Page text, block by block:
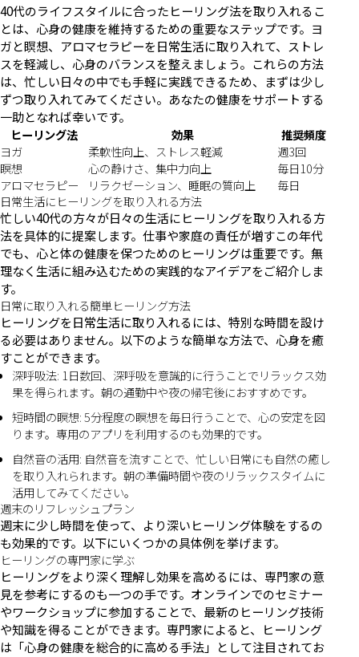
40代のライフスタイルに合ったヒーリング法を取り入れるこ
とは、心身の健康を維持するための重要なステップです。ヨ
ガと瞑想、アロマセラピーを日常生活に取り入れて、ストレ
スを軽減し、心身のバランスを整えましょう。これらの方法
は、忙しい日々の中でも手軽に実践できるため、まずは少し
ずつ取り入れてみてください。あなたの健康をサポートする
一助となれば幸いです。
ヒーリング法
効果
推奨頻度
ヨガ
柔軟性向上、ストレス軽減
週3回
瞑想
心の静けさ、集中力向上
毎日10分
アロマセラピー
リラクゼーション、睡眠の質向上
毎日
日常生活にヒーリングを取り入れる方法
忙しい40代の方々が日々の生活にヒーリングを取り入れる方
法を具体的に提案します。仕事や家庭の責任が増すこの年代
でも、心と体の健康を保つためのヒーリングは重要です。無
理なく生活に組み込むための実践的なアイデアをご紹介しま
す。
日常に取り入れる簡単ヒーリング方法
ヒーリングを日常生活に取り入れるには、特別な時間を設け
る必要はありません。以下のような簡単な方法で、心身を癒
すことができます。
深呼吸法: 1日数回、深呼吸を意識的に行うことでリラックス効
果を得られます。朝の通勤中や夜の帰宅後におすすめです。
短時間の瞑想: 5分程度の瞑想を毎日行うことで、心の安定を図
ります。専用のアプリを利用するのも効果的です。
自然音の活用: 自然音を流すことで、忙しい日常にも自然の癒し
を取り入れられます。朝の準備時間や夜のリラックスタイムに
活用してみてください。
週末のリフレッシュプラン
週末に少し時間を使って、より深いヒーリング体験をするの
も効果的です。以下にいくつかの具体例を挙げます。
ヒーリングの専門家に学ぶ
ヒーリングをより深く理解し効果を高めるには、専門家の意
見を参考にするのも一つの手です。オンラインでのセミナー
やワークショップに参加することで、最新のヒーリング技術
や知識を得ることができます。専門家によると、ヒーリング
は「心身の健康を総合的に高める手法」として注目されてお